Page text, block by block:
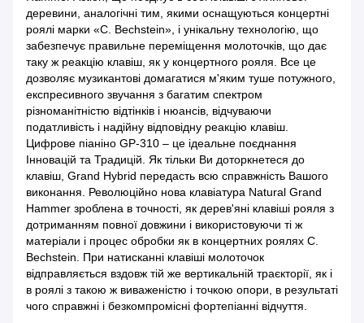
деревини, аналогічні тим, якими оснащуються концертні
роялі марки «C. Bechstein», і унікальну технологію, що
забезпечує правильне переміщення молоточків, що дає
таку ж реакцію клавіш, як у концертного рояля. Все це
дозволяє музикантові домагатися м'яким туше потужного,
експресивного звучання з багатим спектром
різноманітністю відтінків і нюансів, відчуваючи
податливість і надійну відповідну реакцію клавіш.
Цифрове піаніно GP-310 – це ідеальне поєднання
Інновацій та Традицій. Як тільки Ви доторкнетеся до
клавіш, Grand Hybrid передасть всю справжність Вашого
виконання. Революційно нова клавіатура Natural Grand
Hammer зроблена в точності, як дерев'яні клавіші рояля з
дотриманням повної довжини і використовуючи ті ж
матеріали і процес обробки як в концертних роялях C.
Bechstein. При натисканні клавіші молоточок
відправляється вздовж тій же вертикальній траєкторії, як і
в роялі з такою ж виваженістю і точкою опори, в результаті
чого справжні і безкомпромісні фортепіанні відчуття.